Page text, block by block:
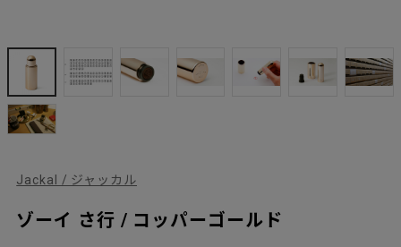
Jackal / ジャッカル
ゾーイ さ行 / コッパーゴールド